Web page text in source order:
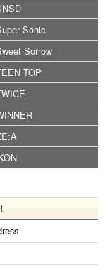
Sonic
Sorrow
TOP